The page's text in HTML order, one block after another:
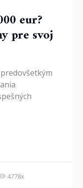
eur?
pre svoj
4778x